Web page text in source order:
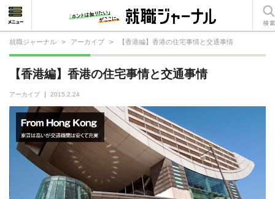
就職ジャーナル > アーカイブ > 【香港編】香港の住宅事情と交通事情
【香港編】香港の住宅事情と交通事情
アーカイブ 2015.2.24
就活相談
就活ノウハウ
仕事の選び方・ヒント
仕事とは？
就活コラム